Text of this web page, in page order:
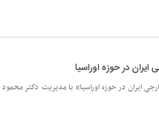
در حوزه اوراسیا
ایران در حوزه اوراسیا» با مدیریت دکتر